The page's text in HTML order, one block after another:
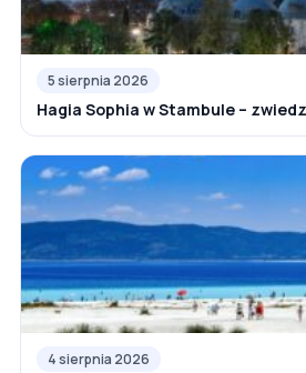
5 sierpnia 2026
Hagia Sophia w Stambule –
4 sierpnia 2026